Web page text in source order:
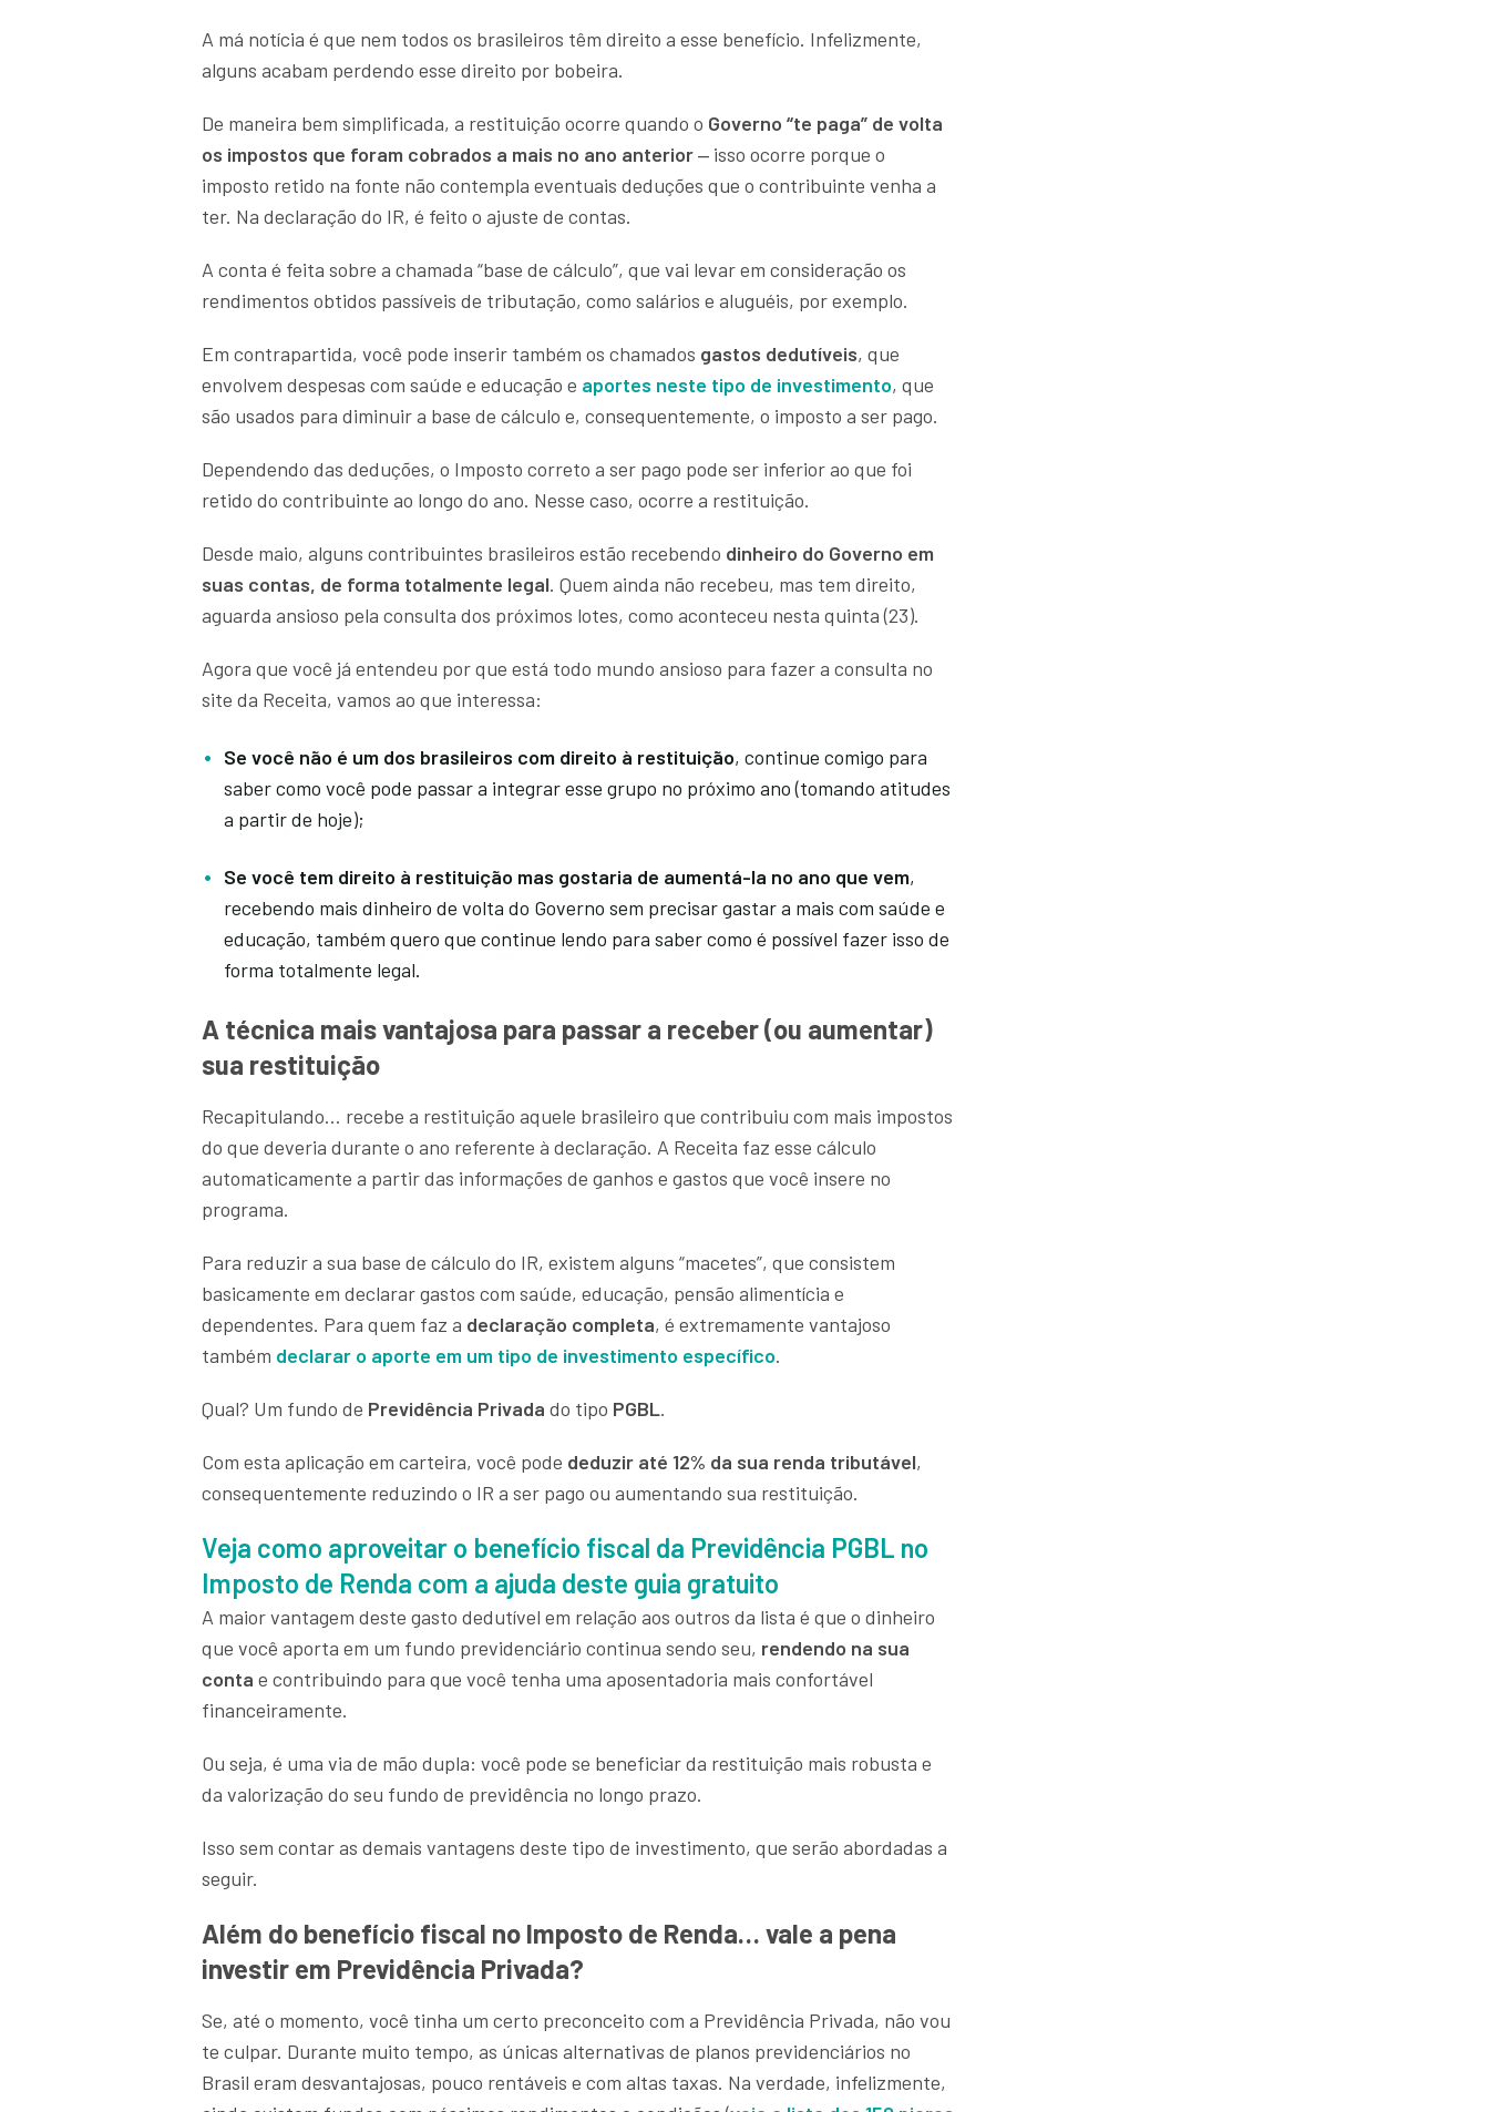
A má notícia é que nem todos os brasileiros têm direito a esse benefício. Infelizmente,
alguns acabam perdendo esse direito por bobeira.
De maneira bem simplificada, a restituição ocorre quando o Governo “te paga” de volta
os impostos que foram cobrados a mais no ano anterior‒ isso ocorre porque o
imposto retido na fonte não contempla eventuais deduções que o contribuinte venha a
ter. Na declaração do IR, é feito o ajuste de contas.
A conta é feita sobre a chamada “base de cálculo”, que vai levar em consideração os
rendimentos obtidos passíveis de tributação, como salários e aluguéis, por exemplo.
Em contrapartida, você pode inserir também os chamados gastos dedutíveis, que
envolvem despesas com saúde e educação e aportes neste tipo de investimento, que
são usados para diminuir a base de cálculo e, consequentemente, o imposto a ser pago.
Dependendo das deduções, o Imposto correto a ser pago pode ser inferior ao que foi
retido do contribuinte ao longo do ano. Nesse caso, ocorre a restituição.
Desde maio, alguns contribuintes brasileiros estão recebendo dinheiro do Governo em
suas contas, de forma totalmente legal. Quem ainda não recebeu, mas tem direito,
aguarda ansioso pela consulta dos próximos lotes, como aconteceu nesta quinta (23).
Agora que você já entendeu por que está todo mundo ansioso para fazer a consulta no
site da Receita, vamos ao que interessa:
Se você não é um dos brasileiros com direito à restituição, continue comigo para
saber como você pode passar a integrar esse grupo no próximo ano (tomando atitudes
a partir de hoje);
Se você tem direito à restituição mas gostaria de aumentá-la no ano que vem,
recebendo mais dinheiro de volta do Governo sem precisar gastar a mais com saúde e
educação, também quero que continue lendo para saber como é possível fazer isso de
forma totalmente legal.
A técnica mais vantajosa para passar a receber (ou aumentar)
sua restituição
Recapitulando… recebe a restituição aquele brasileiro que contribuiu com mais impostos
do que deveria durante o ano referente à declaração. A Receita faz esse cálculo
automaticamente a partir das informações de ganhos e gastos que você insere no
programa.
Para reduzir a sua base de cálculo do IR, existem alguns “macetes”, que consistem
basicamente em declarar gastos com saúde, educação, pensão alimentícia e
dependentes. Para quem faz a declaração completa, é extremamente vantajoso
também declarar o aporte em um tipo de investimento específico.
Qual? Um fundo de Previdência Privada do tipo PGBL.
Com esta aplicação em carteira, você pode deduzir até 12% da sua renda tributável,
consequentemente reduzindo o IR a ser pago ou aumentando sua restituição.
Veja como aproveitar o benefício fiscal da Previdência PGBL no
Imposto de Renda com a ajuda deste guia gratuito
A maior vantagem deste gasto dedutível em relação aos outros da lista é que o dinheiro
que você aporta em um fundo previdenciário continua sendo seu, rendendo na sua
conta e contribuindo para que você tenha uma aposentadoria mais confortável
financeiramente.
Ou seja, é uma via de mão dupla: você pode se beneficiar da restituição mais robusta e
da valorização do seu fundo de previdência no longo prazo.
Isso sem contar as demais vantagens deste tipo de investimento, que serão abordadas a
seguir.
Além do benefício fiscal no Imposto de Renda… vale a pena
investir em Previdência Privada?
Se, até o momento, você tinha um certo preconceito com a Previdência Privada, não vou
te culpar. Durante muito tempo, as únicas alternativas de planos previdenciários no
Brasil eram desvantajosas, pouco rentáveis e com altas taxas. Na verdade, infelizmente,